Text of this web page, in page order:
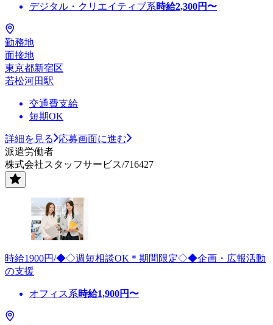
デジタル・クリエイティブ系時給2,300円〜
勤務地
面接地
東京都新宿区
若松河田駅
交通費支給
短期OK
詳細を見る
応募画面に進む
派遣労働者
株式会社スタッフサービス/716427
時給1900円/◆◇週短相談OK＊期間限定◇◆企画・広報活動
の支援
オフィス系時給1,900円〜